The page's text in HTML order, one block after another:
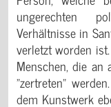
ungerechten
Verhältnisse in
verletzt worden
Menschen, die an
"zertreten"
dem Kunstwerk